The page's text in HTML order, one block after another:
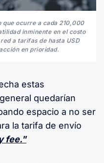
que ocurre a cada 210,000
inminente en el costo
a tarifas de hasta USD
en prioridad.
estas
quedarían
espacio a no ser
la tarifa de envío
fee."